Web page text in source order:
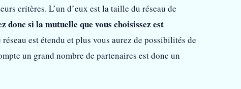
critères. L’un d’eux est la taille du réseau de
donc si la mutuelle que vous choisissez est
réseau est étendu et plus vous aurez de possibilités de
un grand nombre de partenaires est donc un